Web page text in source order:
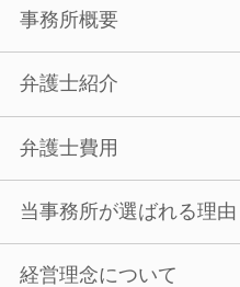
事務所概要
弁護士紹介
弁護士費用
当事務所が選ばれる理由
経営理念について